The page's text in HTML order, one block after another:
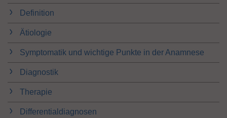
l
t
t
n
Definition
Ätiologie
Symptomatik und wichtige Punkte in der Anamnese
Diagnostik
Therapie
Differentialdiagnosen